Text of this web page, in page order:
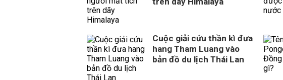
Cuộc giải cứu thần kì đưa
hang Tham Luang vào
bản đồ du lịch Thái Lan